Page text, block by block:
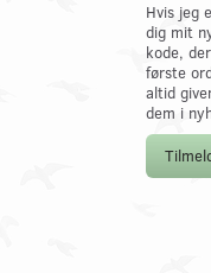
Hvis jeg
dig mit
kode,
første
altid
dem i